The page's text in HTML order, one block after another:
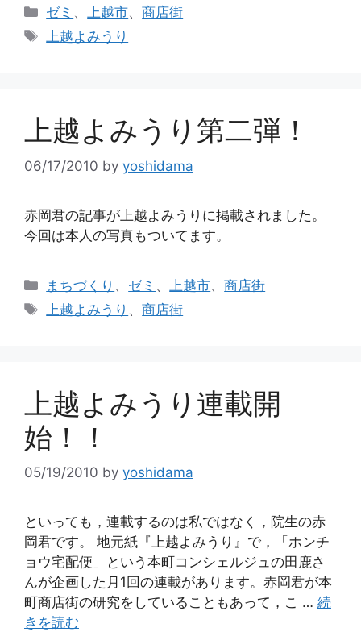
カ
テ
ゼミ 、上越市、商店街
タ
上越よみうり
上越よみうり第二弾！
06/17/2010 by yoshidama
赤岡君の記事が上越よみうりに掲載されました。
今回は本人の写真もついてます。
カ
テ
まちづくり 、 ゼミ 、 上越市、商店街
タ上越よみうり 、商店街
上越よみうり連載開
始！！
05/19/2010 by yoshidama
といっても，連載するのは私ではなく，院生の赤
岡君です。 地元紙『上越よみうり』で，「ホンチ
ョウ宅配便」という本町コンシェルジュの田鹿さ
んが企画した月1回の連載があります。赤岡君が本
町商店街の研究をしていることもあって，こ … 続
きを読む